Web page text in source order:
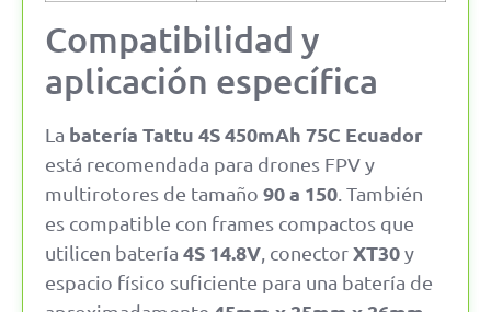
Compatibilidad y
aplicación específica
La batería Tattu 4S 450mAh 75C Ecuador
está recomendada para drones FPV y
multirotores de tamaño 90 a 150 . También
es compatible con frames compactos que
utilicen batería 4S 14.8V , conectorXT30y
espacio físico suficiente para una batería de